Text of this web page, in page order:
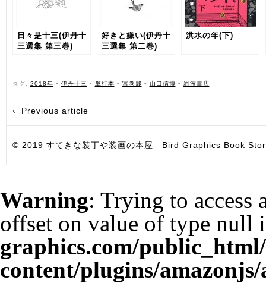
日々是十三(伊丹十
三選集 第三巻)
好きと嫌い(伊丹十
三選集 第二巻)
洪水の年(下)
タグ: 2018年 • 伊丹十三 • 単行本 • 宮巻麗 • 山口信博 • 岩波書店
Previous article
© 2019 すてきな装丁や装画の本屋 Bird Graphics Book
Warning: Trying to access
offset on value of type null
graphics.com/
content/plugins/